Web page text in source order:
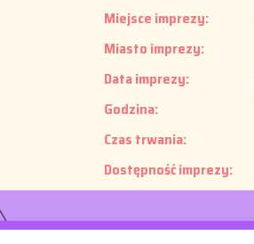
Miejsce imprezy:
Miasto imprezy:
Data imprezy:
Godzina:
Czas trwania:
Dostępność imprezy: